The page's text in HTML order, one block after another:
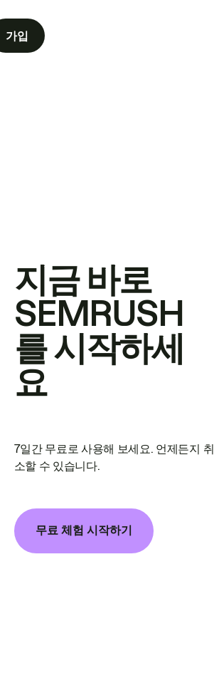
가입
지금 바로
SEMRUSH
를 시작하세
요
7일간 무료로 사용해 보세요. 언제든지 취
소할 수 있습니다.
무료 체험 시작하기